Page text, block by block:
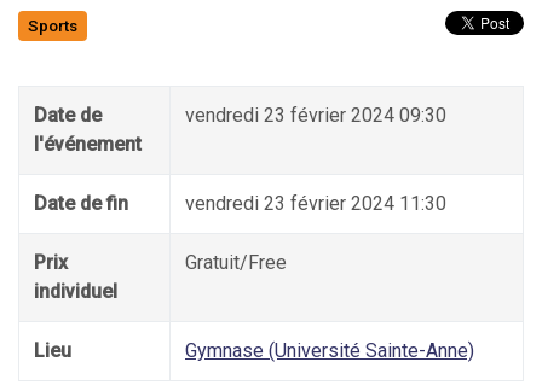
Sports
Date de
l'événement
vendredi 23 février 2024 09:30
Date de fin vendredi 23 février 2024 11:30
Prix
individuel
Gratuit/Free
Lieu Gymnase (Université Sainte-Anne)